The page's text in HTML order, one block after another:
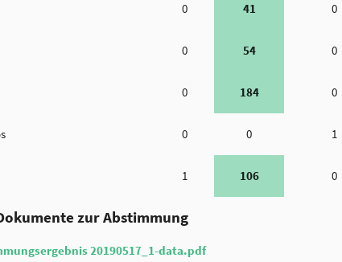
0 41 0
0 54 0
0 184 0
0 0 1
1 106 0
zur Abstimmung
20190517_1-data.pdf